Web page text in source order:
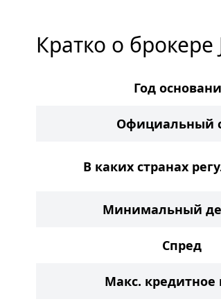
Кратко о брокере
Год
Официальный
В каких странах
Минимальный
Спред
Макс. кредитное